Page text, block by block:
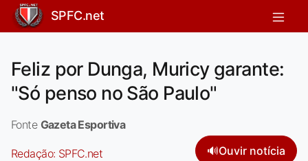
SPFC.net
Feliz por Dunga, Muricy garante:
"Só penso no São Paulo"
Fonte Gazeta Esportiva
Redação: SPFC.net 🔊Ouvir notícia